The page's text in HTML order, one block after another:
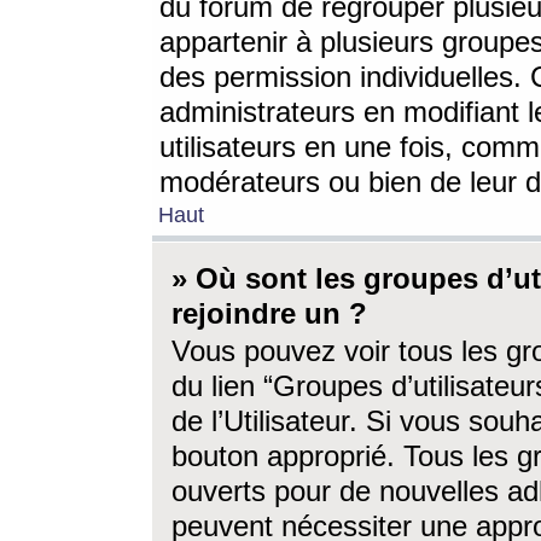
du forum de regrouper
appartenir à plusieurs
des permission individuelles.
administrateurs en modifiant
utilisateurs en une fois,
modérateurs ou bien de leur
Haut
» Où sont les groupes
rejoindre un ?
Vous pouvez voir tous les
du lien “Groupes
de l’Utilisateur. Si vous
bouton approprié. Tous les
ouverts pour de nouvelles
peuvent nécessiter une